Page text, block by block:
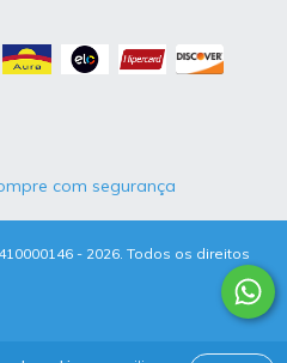
com segurança
- 2026. Todos os direitos